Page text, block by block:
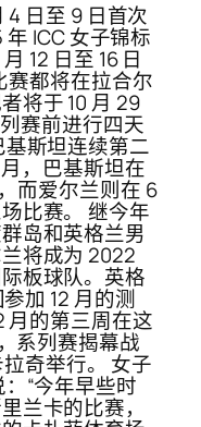
4 日至 9 日首次
ICC 女子锦标
12 日至 16 日
赛都将在拉合尔
将于 10 月 29
赛前进行四天
斯坦连续第二
，巴基斯坦在
而爱尔兰则在 6
比赛。 继今年
岛和英格兰男
将成为 2022
板球队。英格
加 12 月的测
月的第三周在这
系列赛揭幕战
拉奇举行。 女子
“今年早些时
兰卡的比赛，